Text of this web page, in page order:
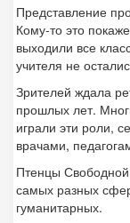
Представление
Кому-то это
выходили все
учителя не
Зрителей ждала
прошлых лет.
играли эти роли,
врачами,
Птенцы
самых разных
гуманитарных.